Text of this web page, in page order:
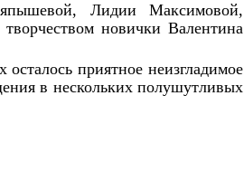
Лидии Максимовой,
новички Валентина
приятное неизгладимое
в нескольких полушутливых